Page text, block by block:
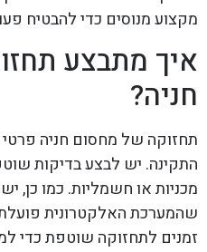
מקצוע מנוסים כדי להבטיח
איך מתבצע
חניה?
תחזוקה של מחסום חניה
התקינה. יש לבצע בדיקות
מכניות או חשמליות. כמו כן,
שהמערכת האלקטרונית פועלת
זמנים לתחזוקה שוטפת כדי